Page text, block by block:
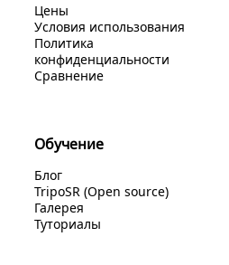
Цены
Условия использования
Политика
конфиденциальности
Сравнение
Обучение
Блог
TripoSR (Open source)
Галерея
Туториалы